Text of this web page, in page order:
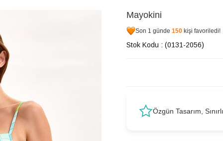
Mayokini
Son 1 günde 150 kişi favoriledi!
Stok Kodu (0131-2056)
Özgün Tasarım,